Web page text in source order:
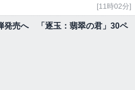
[11時02分]
発売へ 「逐玉：翡翠の君」30ペ